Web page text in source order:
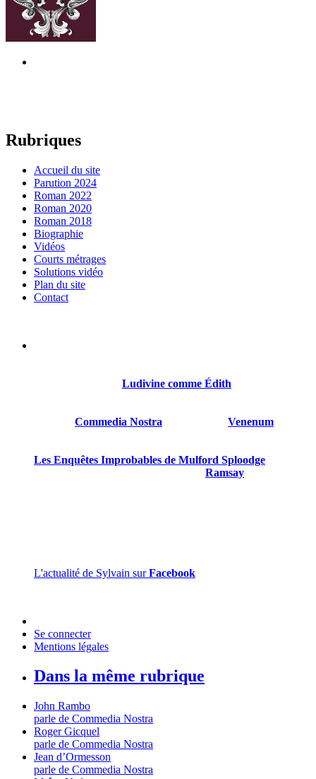
Rubriques
Accueil du site
Parution 2024
Roman 2022
Roman 2020
Roman 2018
Biographie
Vidéos
Courts métrages
Solutions vidéo
Plan du site
Contact
Ludivine comme Édith
Commedia Nostra Venenum
Les Enquêtes Improbables de Mulford Sploodge
Ramsay
L'actualité de Sylvain surFacebook
Se connecter
Mentions légales
Dans la même rubrique
John Rambo
parle de Commedia Nostra
Roger Gicquel
parle de Commedia Nostra
Jean d’Ormesson
parle de Commedia Nostra